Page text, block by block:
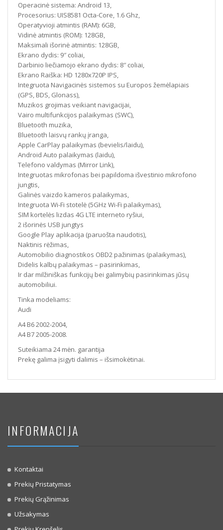
Operacinė sistema: Android 13,
Procesorius: UIS8581 Octa-Core, 1.6 Ghz,
Operatyvioji atmintis (RAM): 6GB,
Vidinė atmintis (ROM): 128GB,
Maksimali išorinė atmintis: 128GB,
Ekrano dydis: 9″ coliai,
Darbinio liečiamojo ekrano dydis: 8″ coliai,
Ekrano Raiška: HD 1280x720P IPS,
Integruota Navigacinės sistemos su Europos žemėlapiais
(GPS, BDS, Glonass),
Muzikos grojimas veikiant navigacijai,
Vairo multifunkcijos palaikymas (SWC),
Bluetooth muzika,
Bluetooth laisvų rankų įranga,
Apple CarPlay palaikymas (bevielis/laidu),
Android Auto palaikymas (laidu),
Telefono valdymas (Mirror Link),
Integruotas mikrofonas bei papildoma išvestinio mikrofono
jungtis,
Galinės vaizdo kameros palaikymas,
Integruota Wi-Fi stotelė (5GHz Wi-Fi palaikymas),
SIM kortelės lizdas 4G LTE interneto ryšiui,
2 išorinės USB jungtys
Google Play aplikacija (paruošta naudotis),
Naktinis rėžimas,
Automobilio diagnostikos OBD2 pažinimas (palaikymas),
Didelis kalbų palaikymas – pasirinkimas,
Ir dar milžiniškas funkcijų bei galimybių pasirinkimas jūsų
automobiliui.
Tinka modeliams:
Audi
A4 B6 2002-2004,
A4 B7 2005-2008.
Suteikiama 24 mėn. garantija
Prekę galima įsigyti dalimis – išsimokėtinai.
INFORMACIJA
Kontaktai
Prekių Pristatymas
Prekių Grąžinimas
Užsakymas